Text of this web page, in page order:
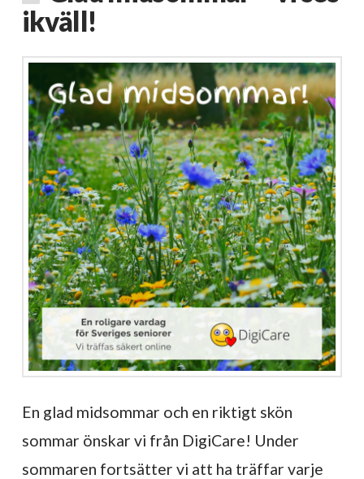
ikväll!
En glad midsommar och en riktigt skön
sommar önskar vi från DigiCare! Under
sommaren fortsätter vi att ha träffar varje